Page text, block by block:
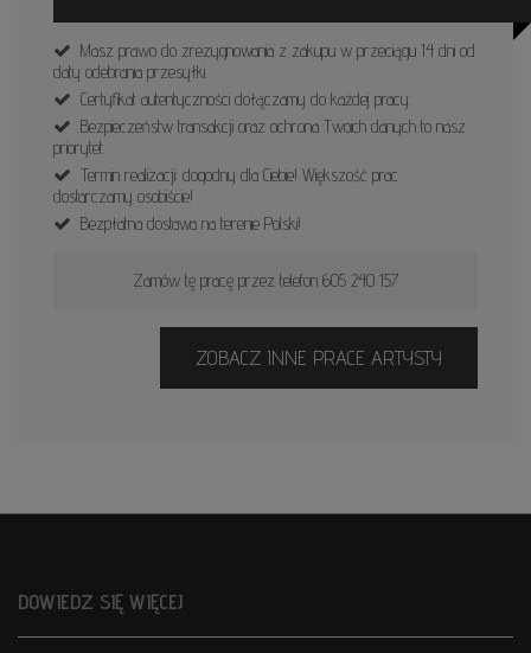
Masz prawo do zrezygnowania z zakupu w przeciągu 14 dni od
daty odebrania przesyłki.
Certyfikat autentyczności dołączamy do każdej pracy.
Bezpieczeństw transakcji oraz ochrona Twoich danych to nasz
priorytet.
Termin realizacji: dogodny dla Ciebie! Większość prac
dostarczamy osobiście!
Bezpłatna dostawa na terenie Polski!
Zamów tę pracę przez telefon 605 240 157
ZOBACZ INNE PRACE ARTYSTY
DOWIEDZ SIĘ WIĘCEJ